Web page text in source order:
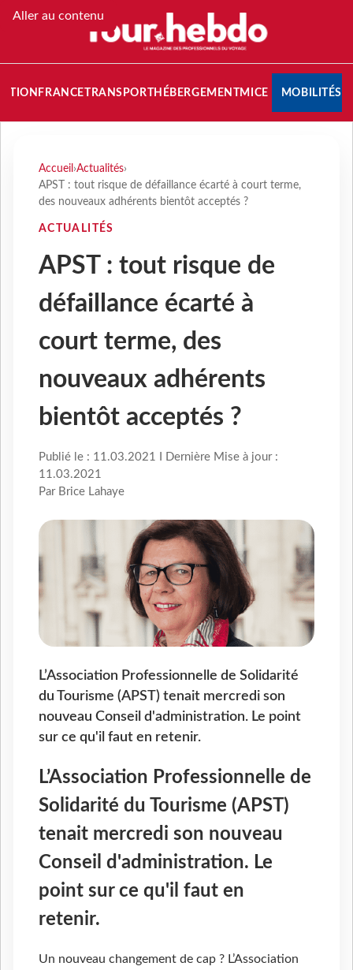
Aller au contenu
FRANCETRANSPORT HÉBERGEMENTMICE MOBILITÉS
Accueil ›Actualités›
APST : tout risque de défaillance écarté à court terme,
des nouveaux adhérents bientôt acceptés ?
ACTUALITÉS
APST : tout risque de
défaillance écarté à
court terme, des
nouveaux adhérents
bientôt acceptés ?
Publié le : 11.03.2021 I Dernière Mise à jour :
11.03.2021
Par Brice Lahaye
L’Association Professionnelle de Solidarité
du Tourisme (APST) tenait mercredi son
nouveau Conseil d'administration. Le point
sur ce qu'il faut en retenir.
L’Association Professionnelle de
Solidarité du Tourisme (APST)
tenait mercredi son nouveau
Conseil d'administration. Le
point sur ce qu'il faut en
retenir.
Un nouveau changement de cap ? L’Association